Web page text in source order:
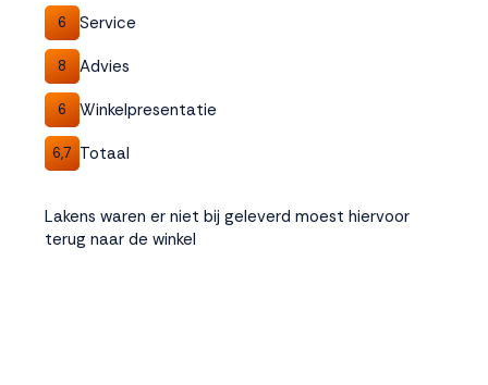
6 Service
8 Advies
6 Winkelpresentatie
6,7 Totaal
Lakens waren er niet bij geleverd moest hiervoor
terug naar de winkel